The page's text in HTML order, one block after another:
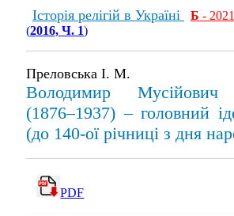
Історія релігій в Україні Б - 2021
(2016, Ч. 1)
Преловська І. М.
Володимир Мусійович
(1876–1937) – головний
(до 140-ої річниці з дня
PDF